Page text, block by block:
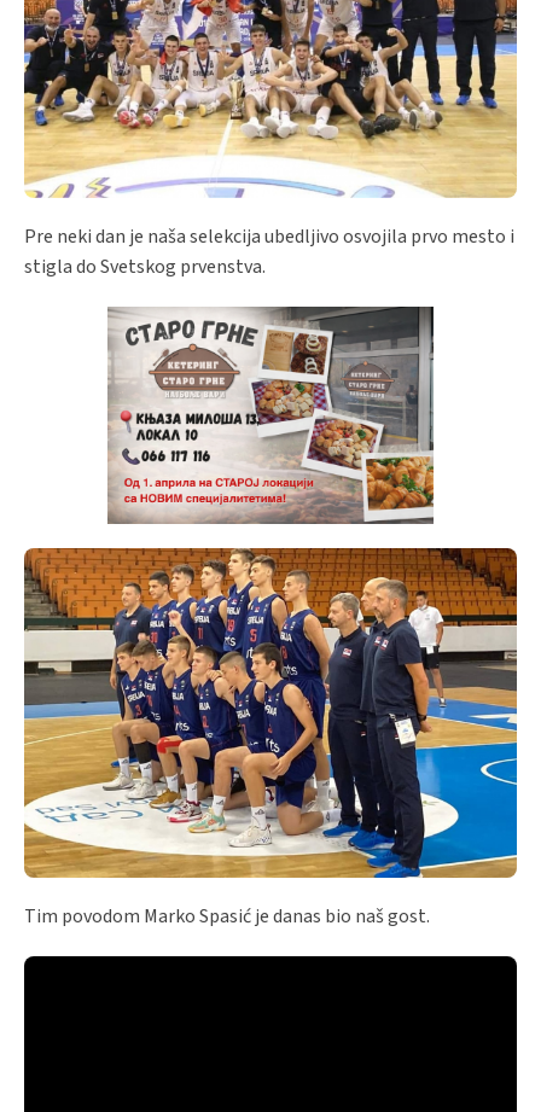
Pre neki dan je naša selekcija ubedljivo osvojila prvo mesto i
stigla do Svetskog prvenstva.
Tim povodom Marko Spasić je danas bio naš gost.